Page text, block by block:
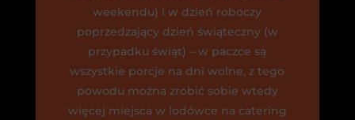
weekendu) i w dzień roboczy
poprzedzający dzień świąteczny (w
przypadku świąt) – w paczce są
wszystkie porcje na dni wolne, z tego
powodu można zrobić sobie wtedy
więcej miejsca w lodówce na catering